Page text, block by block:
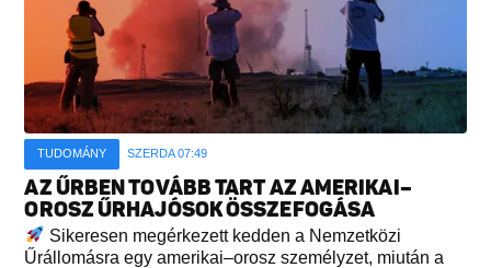
TUDOMÁNY SZERDA 07:49
AZ ŰRBEN TOVÁBB TART AZ AMERIKAI–
OROSZ ŰRHAJÓSOK ÖSSZEFOGÁSA
Sikeresen megérkezett kedden a Nemzetközi
Űrállomásra egy amerikai–orosz személyzet, miután a